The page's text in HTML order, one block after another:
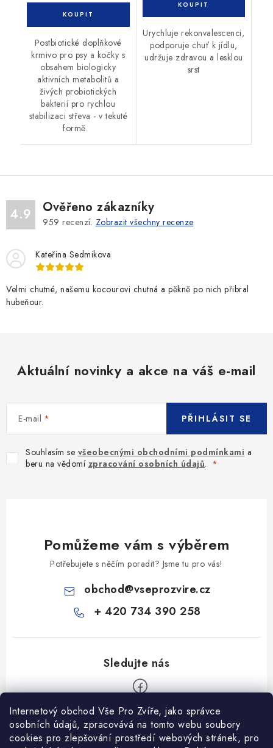
Internetový obchod Vše Pro Zvíře, jako správce
osobních údajů, zpracovává na tomto webu soubory
cookies pro zlepšování prostředí webových stránek, pro
Postbiotické doplňkové
krmivo pro psy a kočky s
obsahem biologicky
aktivních metabolitů a
živých probiotických
bakterií pro rychlou
stabilizaci střeva - v tekuté
formě.
Urychluje rekonvalescenci,
podporuje chuť k jídlu,
udržuje zdravou a lesklou
srst
4.9 Ověřeno zákazníky
959 recenzí. Zobrazit všechny recenze
Kateřina Sedmikova
Velmi chutné, našemu kocourovi chutná a pěkně po nich přibral
hubeňour.
Aktuální novinky a akce na váš e-mail
E-mail
Souhlasím se všeobecnými obchodními podmínkami a
beru na vědomí zpracování osobních údajů.
PŘIHLÁSIT SE
Pomůžeme vám s výběrem
Potřebujete s něčím poradit? Jsme tu pro vás!
obchod@vseprozvire.cz
+ 420 734 390 258